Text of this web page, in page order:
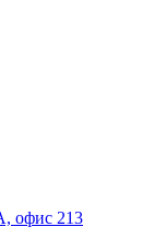
офис 213